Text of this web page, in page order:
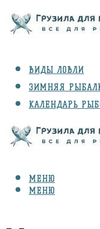
ВИДЫ ЛОВЛИ
ЗИМНЯЯ
КАЛЕНДАРЬ
СНАРЯЖЕНИЕ
МЕНЮ
МЕНЮ